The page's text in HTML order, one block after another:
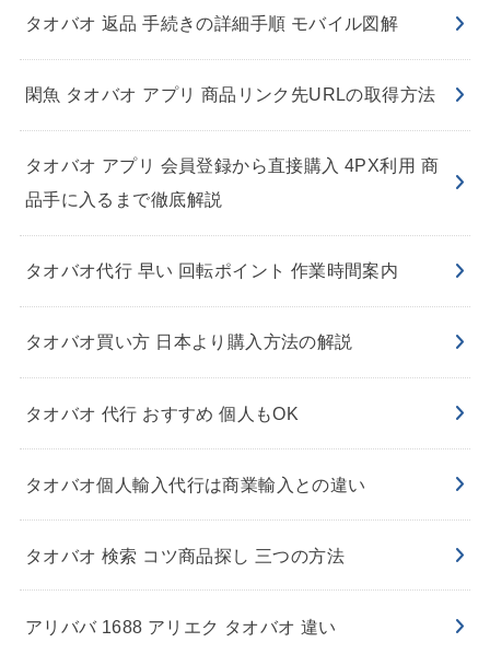
タオバオ 返品 手続きの詳細手順 モバイル図解
閑魚 タオバオ アプリ 商品リンク先URLの取得方法
タオバオ アプリ 会員登録から直接購入 4PX利用 商
品手に入るまで徹底解説
タオバオ代行 早い 回転ポイント 作業時間案内
タオバオ買い方 日本より購入方法の解説
タオバオ 代行 おすすめ 個人もOK
タオバオ個人輸入代行は商業輸入との違い
タオバオ 検索 コツ商品探し 三つの方法
アリババ 1688 アリエク タオバオ 違い